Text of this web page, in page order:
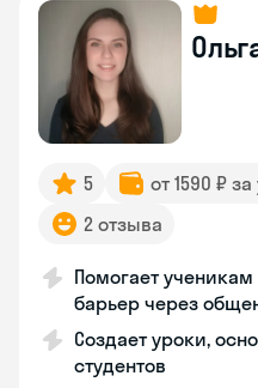
5 от 1590 ₽
2 отзыва
Помогает
барьер через
Создает уроки,
студентов